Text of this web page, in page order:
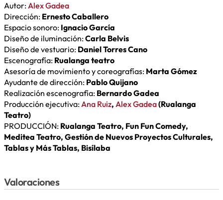
Autor:Alex Gadea
Dirección: Ernesto Caballero
Espacio sonoro: Ignacio García
Diseño de iluminación:Carla Belvis
Diseño de vestuario: Daniel Torres Cano
Escenografía: Rualanga teatro
Asesoría de movimiento y coreografías: Marta Gómez
Ayudante de dirección: Pablo Quijano
Realización escenografía: Bernardo Gadea
Producción ejecutiva:Ana Ruiz, Alex Gadea(Rualanga
Teatro)
PRODUCCIÓN: Rualanga Teatro, Fun Fun Comedy,
Meditea Teatro, Gestión de Nuevos Proyectos Culturales,
Tablas y Más Tablas, Bisílaba
Valoraciones